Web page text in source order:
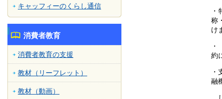
キャッフィーのくらし通信
消費者教育
消費者教育の支援
教材（リーフレット）
教材（動画）
称
け
約
融